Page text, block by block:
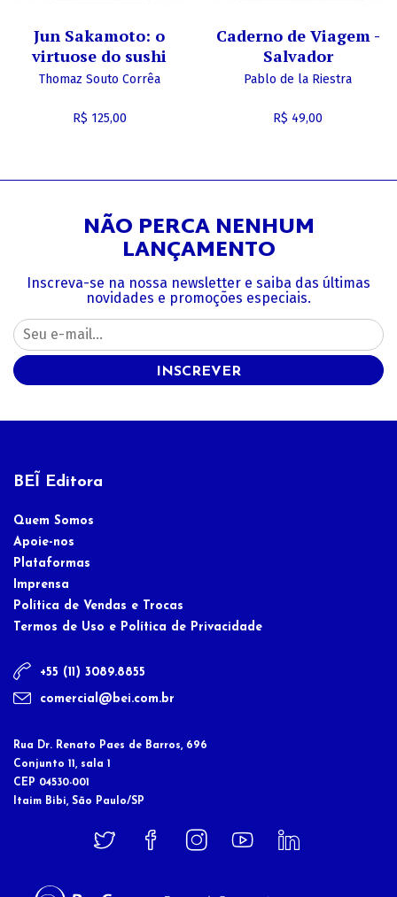
Jun Sakamoto: o
virtuose do sushi
Thomaz Souto Corrêa
R$ 125,00
Caderno de Viagem -
Salvador
Pablo de la Riestra
R$ 49,00
NÃO PERCA NENHUM
LANÇAMENTO
Inscreva-se na nossa newsletter e saiba das últimas
novidades e promoções especiais.
INSCREVER
BEĨ Editora
Quem Somos
Apoie-nos
Plataformas
Imprensa
Política de Vendas e Trocas
Termos de Uso e Política de Privacidade
+55 (11) 3089.8855
comercial@bei.com.br
Rua Dr. Renato Paes de Barros, 696
Conjunto 11, sala 1
CEP 04530-001
Itaim Bibi, São Paulo/SP